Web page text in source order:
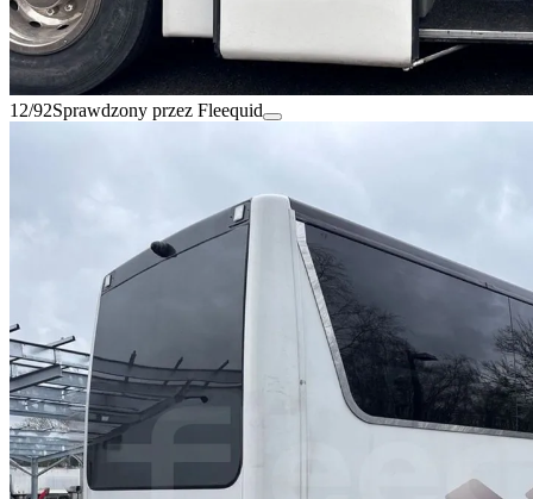
12/92Sprawdzony przez Fleequid